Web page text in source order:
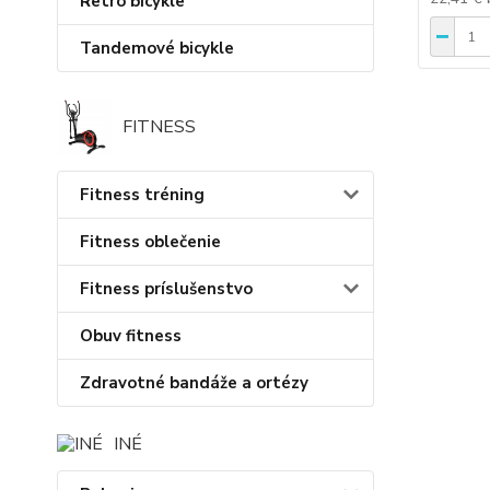
Tandemové bicykle
FITNESS
Fitness tréning
Fitness oblečenie
Fitness príslušenstvo
Obuv fitness
Zdravotné bandáže a ortézy
INÉ